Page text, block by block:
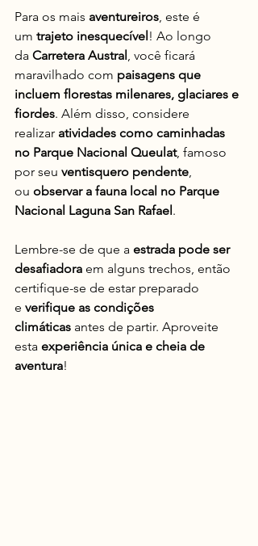
Para os mais aventureiros, este é
um trajeto inesquecível! Ao longo
da Carretera Austral, você ficará
maravilhado com paisagens que
incluem florestas milenares, glaciares e
fiordes. Além disso, considere
realizar atividades como caminhadas
no Parque Nacional Queulat, famoso
por seu ventisquero pendente,
ou observar a fauna local no Parque
Nacional Laguna San Rafael.
Lembre-se de que a estrada pode ser
desafiadora em alguns trechos, então
certifique-se de estar preparado
e verifique as condições
climáticas antes de partir. Aproveite
esta experiência única e cheia de
aventura!